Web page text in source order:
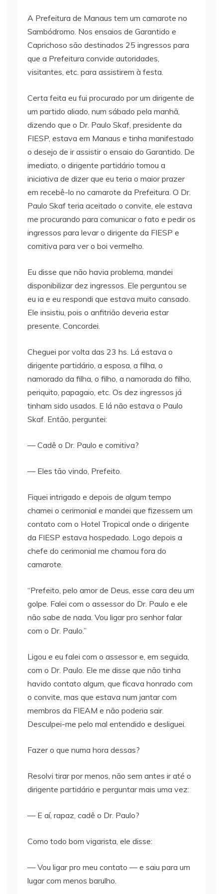
A Prefeitura de Manaus tem um camarote no
Sambódromo. Nos ensaios de Garantido e
Caprichoso são destinados 25 ingressos para
que a Prefeitura convide autoridades,
visitantes, etc. para assistirem à festa.
Certa feita eu fui procurado por um dirigente de
um partido aliado, num sábado pela manhã,
dizendo que o Dr. Paulo Skaf, presidente da
FIESP, estava em Manaus e tinha manifestado
o desejo de ir assistir o ensaio do Garantido. De
imediato, o dirigente partidário tomou a
iniciativa de dizer que eu teria o maior prazer
em recebê-lo no camarote da Prefeitura. O Dr.
Paulo Skaf teria aceitado o convite, ele estava
me procurando para comunicar o fato e pedir os
ingressos para levar o dirigente da FIESP e
comitiva para ver o boi vermelho.
Eu disse que não havia problema, mandei
disponibilizar dez ingressos. Ele perguntou se
eu ia e eu respondi que estava muito cansado.
Ele insistiu, pois o anfitrião deveria estar
presente. Concordei.
Cheguei por volta das 23 hs. Lá estava o
dirigente partidário, a esposa, a filha, o
namorado da filha, o filho, a namorada do filho,
periquito, papagaio, etc. Os dez ingressos já
tinham sido usados. E lá não estava o Paulo
Skaf. Então, perguntei:
— Cadê o Dr. Paulo e comitiva?
— Eles tão vindo, Prefeito.
Fiquei intrigado e depois de algum tempo
chamei o cerimonial e mandei que fizessem um
contato com o Hotel Tropical onde o dirigente
da FIESP estava hospedado. Logo depois a
chefe do cerimonial me chamou fora do
camarote.
“Prefeito, pelo amor de Deus, esse cara deu um
golpe. Falei com o assessor do Dr. Paulo e ele
não sabe de nada. Vou ligar pro senhor falar
com o Dr. Paulo.”
Ligou e eu falei com o assessor e, em seguida,
com o Dr. Paulo. Ele me disse que não tinha
havido contato algum, que ficava honrado com
o convite, mas que estava num jantar com
membros da FIEAM e não poderia sair.
Desculpei-me pelo mal entendido e desliguei.
Fazer o que numa hora dessas?
Resolvi tirar por menos, não sem antes ir até o
dirigente partidário e perguntar mais uma vez:
— E aí, rapaz, cadê o Dr. Paulo?
Como todo bom vigarista, ele disse:
— Vou ligar pro meu contato — e saiu para um
lugar com menos barulho.